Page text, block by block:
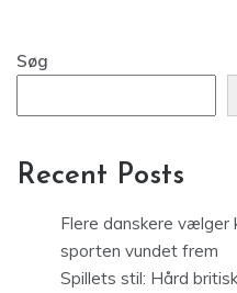
Søg
Recent Posts
Flere danskere vælger
sporten vundet frem
Spillets stil: Hård